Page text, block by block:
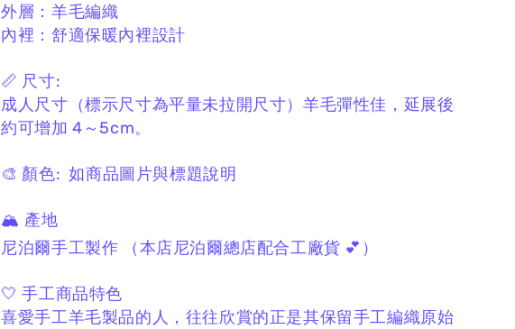
外層： 羊毛編織
內裡： 舒適保暖內裡設計
📏 尺寸:
成人尺寸 （標示尺寸為平量未拉開尺寸） 羊毛彈性佳， 延展後
約可增加 4～5cm。
🎨 顏色:如商品圖片與標題說明
🏔 產地
尼泊爾手工製作
（本店尼泊爾總店配合工廠貨 💕）
🤍 手工商品特色
喜愛手工羊毛製品的人， 往往欣賞的正是其保留手工編織原始